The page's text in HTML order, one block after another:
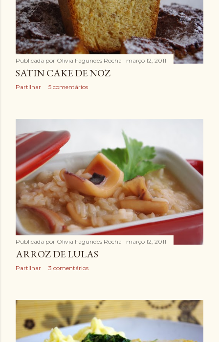
Publicada por Olivia Fagundes Rocha março 12, 2011
SATIN CAKE DE NOZ
Partilhar 5 comentários
Publicada por Olivia Fagundes Rocha março 12, 2011
ARROZ DE LULAS
Partilhar 3 comentários